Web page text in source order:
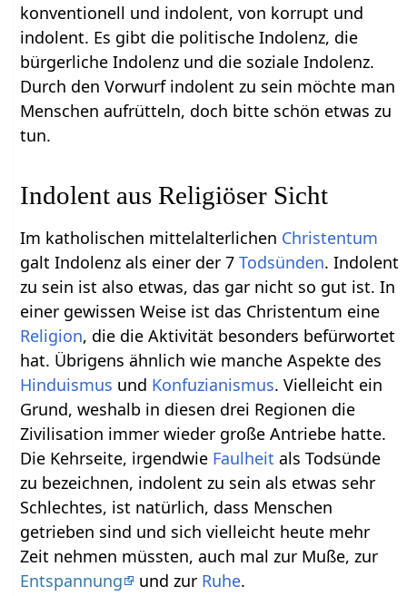
konventionell und indolent, von korrupt und
indolent. Es gibt die politische Indolenz, die
bürgerliche Indolenz und die soziale Indolenz.
Durch den Vorwurf indolent zu sein möchte man
Menschen aufrütteln, doch bitte schön etwas zu
tun.
Indolent aus Religiöser Sicht
Im katholischen mittelalterlichen Christentum
galt Indolenz als einer der 7Todsünden. Indolent
zu sein ist also etwas, das gar nicht so gut ist. In
einer gewissen Weise ist das Christentum eine
Religion, die die Aktivität besonders befürwortet
hat. Übrigens ähnlich wie manche Aspekte des
Hinduismus und Konfuzianismus. Vielleicht ein
Grund, weshalb in diesen drei Regionen die
Zivilisation immer wieder große Antriebe hatte.
Die Kehrseite, irgendwie Faulheit als Todsünde
zu bezeichnen, indolent zu sein als etwas sehr
Schlechtes, ist natürlich, dass Menschen
getrieben sind und sich vielleicht heute mehr
Zeit nehmen müssten, auch mal zur Muße, zur
Entspannung
und zur Ruhe.